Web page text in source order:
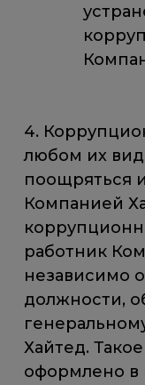
4.
любом их
поощряться
Компанией
работник
независимо
должности,
Хайтед.
оформлено в